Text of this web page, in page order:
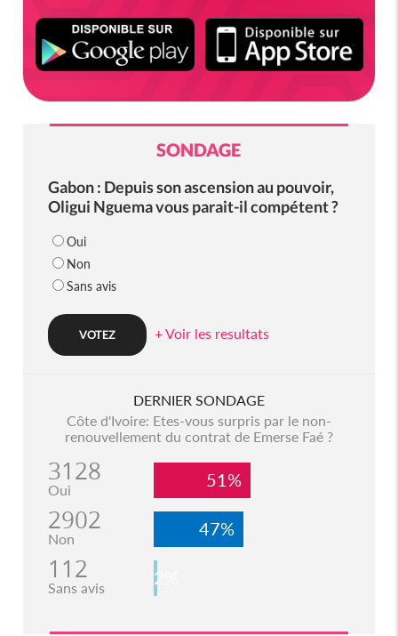
SONDAGE
Gabon : Depuis son ascension au pouvoir,
Oligui Nguema vous parait-il compétent ?
Oui
Non
Sans avis
+ Voir les resultats
DERNIER SONDAGE
Côte d'Ivoire: Etes-vous surpris par le non-
renouvellement du contrat de Emerse Faé ?
3128
Oui 51%
2902
Non 47%
112
Sans avis 2%